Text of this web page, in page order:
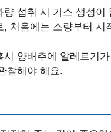
량 섭취 시 가스 생성이
, 처음에는 소량부터 시
시 양배추에 알레르기
찰해야 해요.